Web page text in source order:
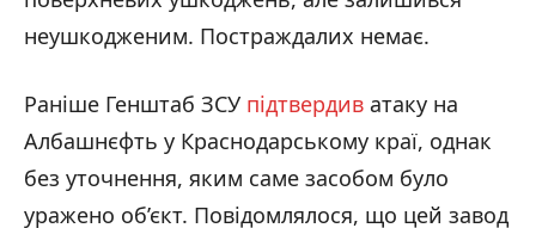
неушкодженим. Постраждалих немає.
Раніше Генштаб ЗСУ підтвердив атаку на
Албашнєфть у Краснодарському краї, однак
без уточнення, яким саме засобом було
уражено об’єкт. Повідомлялося, що цей завод